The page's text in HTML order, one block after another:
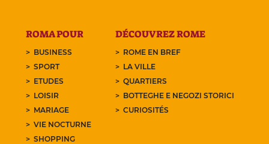
ROMA POUR
BUSINESS
SPORT
ETUDES
LOISIR
MARIAGE
VIE NOCTURNE
SHOPPING
DÉCOUVREZ ROME
ROME EN BREF
LA VILLE
QUARTIERS
BOTTEGHE E NEGOZI STORICI
CURIOSITÉS